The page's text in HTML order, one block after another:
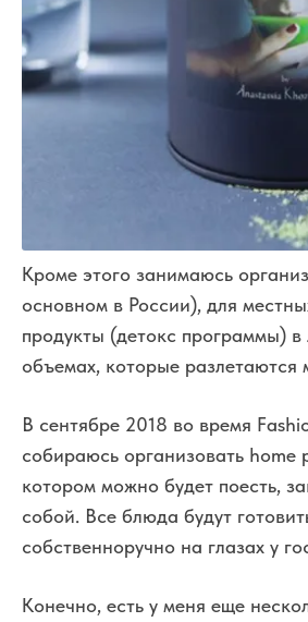
Кроме этого занимаюсь
основном в России), для
продукты (детокс программы)
объемах, которые разлетаются
В сентябре 2018 во время
собираюсь организовать home
котором можно будет поесть,
собой. Все блюда будут
собственноручно на глазах у
Конечно, есть у меня еще